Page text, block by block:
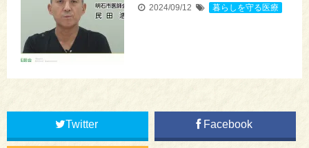
2024/09/12 暮らしを守る医療
Twitter Facebook